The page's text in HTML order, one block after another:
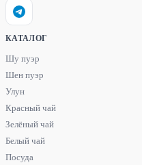
КАТАЛОГ
Шу пуэр
Шен пуэр
Улун
Красный чай
Зелёный чай
Белый чай
Посуда